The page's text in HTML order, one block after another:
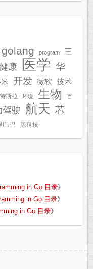
golang program
三
康 医学 华
开发 微软 技术
特斯拉 环境 生物 百
驾驶 航天 芯
巴巴 黑科技
in Go 目录》
in Go 目录》
in Go 目录》